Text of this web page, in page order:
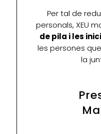
Per tal de
personals, XEU
de pila i les
les persones
la